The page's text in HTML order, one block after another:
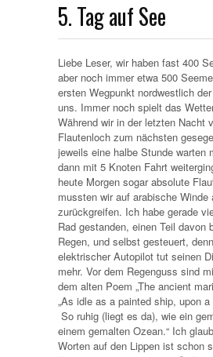
5. Tag auf See
Liebe Leser, wir haben fast 400
aber noch immer etwa 500
ersten Wegpunkt nordwestlich
uns. Immer noch spielt das
Während wir in der letzten Nacht
Flautenloch zum nächsten
jeweils eine halbe Stunde warten
dann mit 5 Knoten Fahrt
heute Morgen sogar absolute
mussten wir auf arabische Winde
zurückgreifen. Ich habe gerade
Rad gestanden, einen Teil davon
Regen, und selbst gesteuert,
elektrischer Autopilot tut seinen
mehr. Vor dem Regenguss sind
dem alten Poem „The ancient
„As idle as a painted ship, upon
So ruhig (liegt es da), wie ein
einem gemalten Ozean.“ Ich
Worten auf den Lippen ist schon